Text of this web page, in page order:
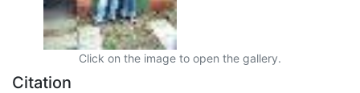
Click on the image to open the gallery.
Citation